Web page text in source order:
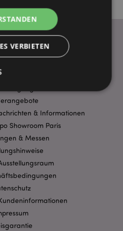
INFORMATION
& Informationen
Showroom Paris
& Messen
VERBIETEN
Leistungs
Funktions
ermöglichen
wie die
die Kontoverwaltung.
cookies kann die
werden.
Domain